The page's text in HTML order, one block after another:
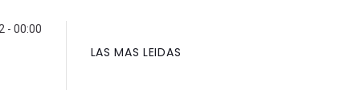
- 00:00
LAS MAS LEIDAS